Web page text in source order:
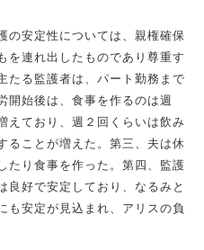
の安定性については、親権確保
を連れ出したものであり尊重す
たる監護者は、パート勤務まで
開始後は、食事を作るのは週
えており、週２回くらいは飲み
ることが増えた。第三、夫は休
たり食事を作った。第四、監護
良好で安定しており、なるみと
も安定が見込まれ、アリスの負